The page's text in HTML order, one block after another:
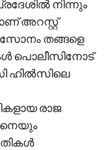
നിന്നും
അറസ്റ്റ്
തങ്ങളെ
പൊലീസിനോട്
ഹിൽസിലെ
രാജ